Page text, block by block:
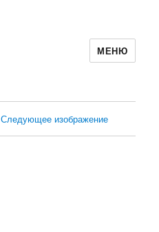
МЕНЮ
Следующее изображение